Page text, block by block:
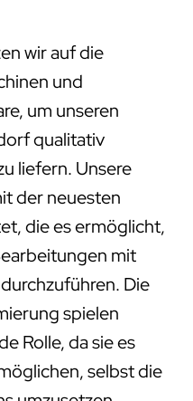
wir auf die
und
um unseren
qualitativ
liefern. Unsere
der neuesten
die es ermöglicht,
mit
Die
spielen
Rolle, da sie es
selbst die